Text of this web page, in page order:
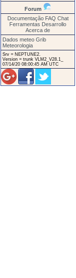
Forum
Documentação FAQ Chat
Ferramentas Desarrollo
Acerca de
Dados meteo Grib
Meteorologia
Srv = NEPTUNE2.
Version = trunk VLM2_V28.1_
07/14/20 08:00:45 AM UTC